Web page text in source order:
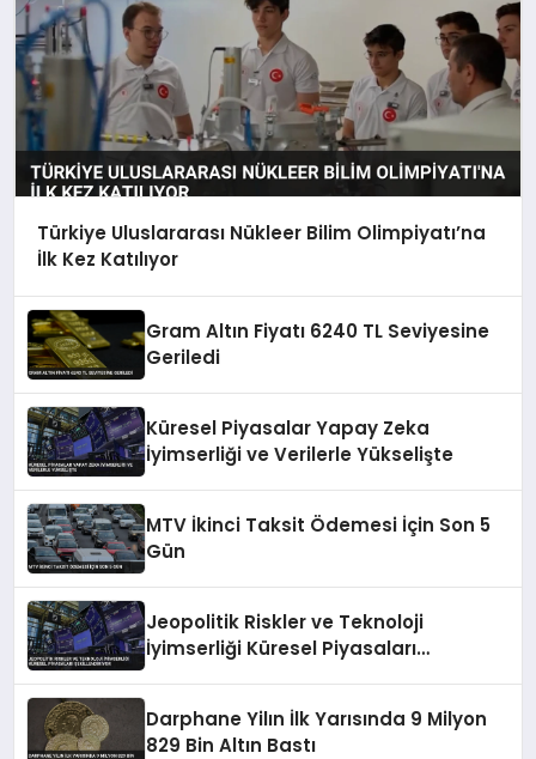
Türkiye Uluslararası Nükleer Bilim Olimpiyatı’na
İlk Kez Katılıyor
Gram Altın Fiyatı 6240 TL Seviyesine
Geriledi
Küresel Piyasalar Yapay Zeka
İyimserliği ve Verilerle Yükselişte
MTV İkinci Taksit Ödemesi İçin Son 5
Gün
Jeopolitik Riskler ve Teknoloji
İyimserliği Küresel Piyasaları
Darphane Yilın İlk Yarısında 9 Milyon
829 Bin Altın Bastı